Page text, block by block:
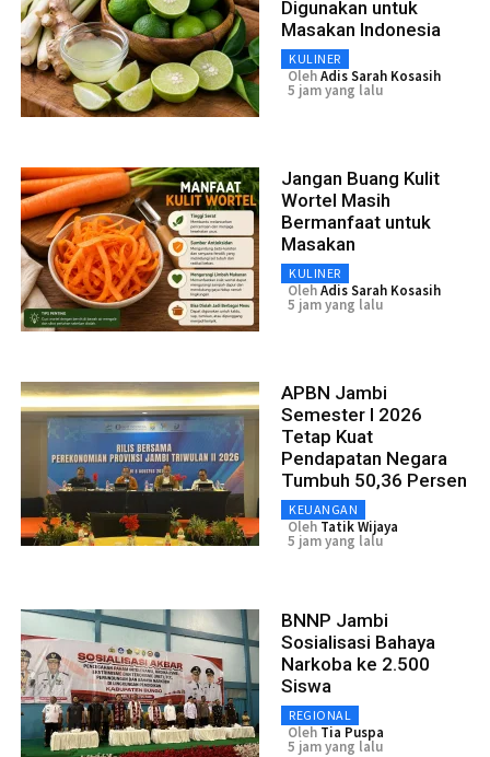
Digunakan untuk
Masakan Indonesia
KULINER
OlehAdis Sarah Kosasih
5 jam yang lalu
Jangan Buang Kulit
Wortel Masih
Bermanfaat untuk
Masakan
KULINER
OlehAdis Sarah Kosasih
5 jam yang lalu
APBN Jambi
Semester I 2026
Tetap Kuat
Pendapatan Negara
Tumbuh 50,36 Persen
KEUANGAN
Oleh Tatik Wijaya
5 jam yang lalu
BNNP Jambi
Sosialisasi Bahaya
Narkoba ke 2.500
Siswa
REGIONAL
Oleh Tia Puspa
5 jam yang lalu